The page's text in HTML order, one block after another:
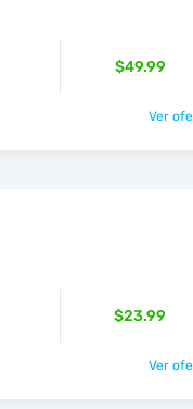
$49.99
Ver
$23.99
Ver